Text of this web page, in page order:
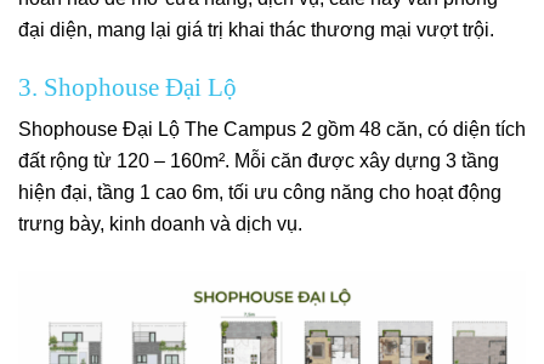
đại diện, mang lại giá trị khai thác thương mại vượt trội.
3. Shophouse Đại Lộ
Shophouse Đại Lộ The Campus 2 gồm 48 căn, có diện tích
đất rộng từ 120 – 160m². Mỗi căn được xây dựng 3 tầng
hiện đại, tầng 1 cao 6m, tối ưu công năng cho hoạt động
trưng bày, kinh doanh và dịch vụ.